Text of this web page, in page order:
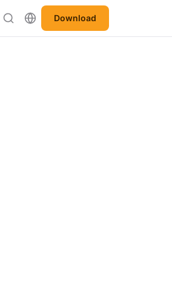
Download